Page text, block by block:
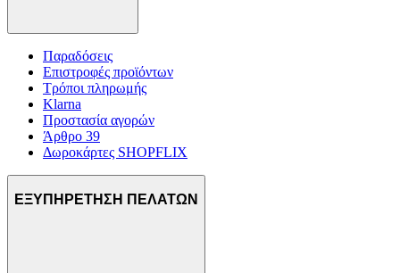
Παραδόσεις
Επιστροφές προϊόντων
Τρόποι πληρωμής
Klarna
Προστασία αγορών
Άρθρο 39
Δωροκάρτες SHOPFLIX
ΕΞΥΠΗΡΕΤΗΣΗ ΠΕΛΑΤΩΝ